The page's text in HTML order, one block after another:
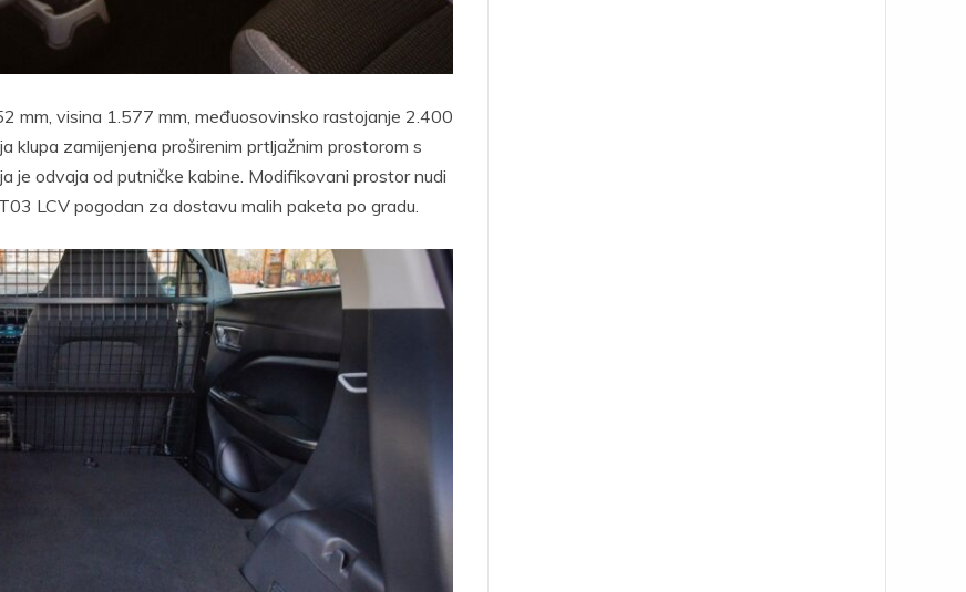
mm, visina 1.577 mm, međuosovinsko rastojanje 2.400
klupa zamijenjena proširenim prtljažnim prostorom s
je odvaja od putničke kabine. Modifikovani prostor nudi
LCV pogodan za dostavu malih paketa po gradu.